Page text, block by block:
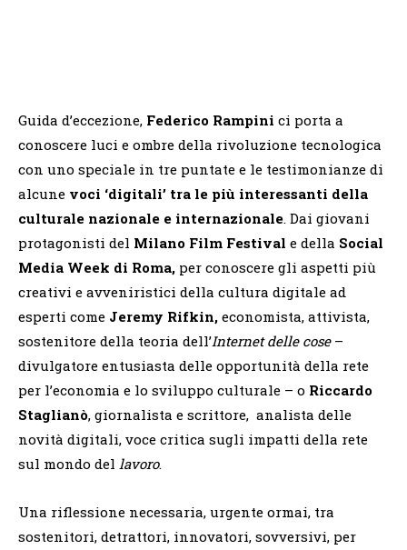
Guida d’eccezione, Federico Rampini ci porta a
conoscere luci e ombre della rivoluzione tecnologica
con uno speciale in tre puntate e le testimonianze di
alcune voci ‘digitali’ tra le più interessanti della
culturale nazionale e internazionale. Dai giovani
protagonisti del Milano Film Festival e della Social
Media Week di Roma, per conoscere gli aspetti più
creativi e avveniristici della cultura digitale ad
esperti come Jeremy Rifkin, economista, attivista,
sostenitore della teoria dell’Internet delle cose–
divulgatore entusiasta delle opportunità della rete
per l’economia e lo sviluppo culturale – o Riccardo
Staglianò, giornalista e scrittore, analista delle
novità digitali, voce critica sugli impatti della rete
sul mondo del lavoro.
Una riflessione necessaria, urgente ormai, tra
sostenitori, detrattori, innovatori, sovversivi, per